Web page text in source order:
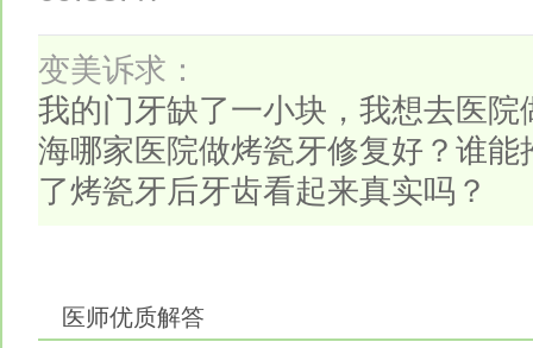
变美诉求：
我的门牙缺了一小块，我想去医
海哪家医院做烤瓷牙修复好？谁
了烤瓷牙后牙齿看起来真实吗？
医师优质解答